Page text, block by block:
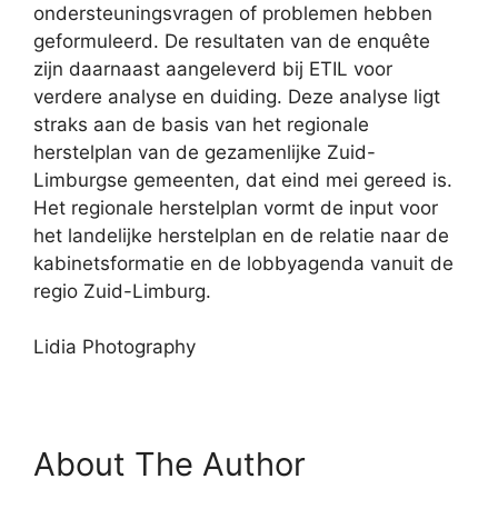
ondersteuningsvragen of problemen hebben
geformuleerd. De resultaten van de enquête
zijn daarnaast aangeleverd bij ETIL voor
verdere analyse en duiding. Deze analyse ligt
straks aan de basis van het regionale
herstelplan van de gezamenlijke Zuid-
Limburgse gemeenten, dat eind mei gereed is.
Het regionale herstelplan vormt de input voor
het landelijke herstelplan en de relatie naar de
kabinetsformatie en de lobbyagenda vanuit de
regio Zuid-Limburg.
Lidia Photography
About The Author